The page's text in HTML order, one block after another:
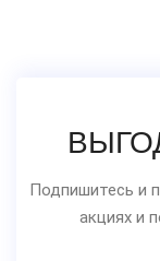
Подпишитесь и
акциях и